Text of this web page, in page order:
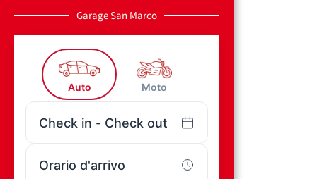
Garage San Marco
Auto Moto
Check in - Check out
Orario d'arrivo